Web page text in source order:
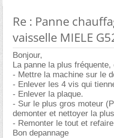
Re : Panne
vaisselle MIELE
Bonjour,
La panne la plus
- Mettre la machine sur le
- Enlever les 4 vis qui
- Enlever la plaque.
- Sur le plus gros moteur
demonter et nettoyer la
- Remonter le tout et
Bon depannage